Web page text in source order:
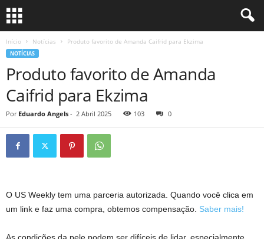
Início Notícias Produto favorito de Amanda Caifrid para Ekzima
NOTÍCIAS
Produto favorito de Amanda
Caifrid para Ekzima
Por Eduardo Angels - 2 Abril 2025 103 0
O US Weekly tem uma parceria autorizada. Quando você clica em
um link e faz uma compra, obtemos compensação. Saber mais!